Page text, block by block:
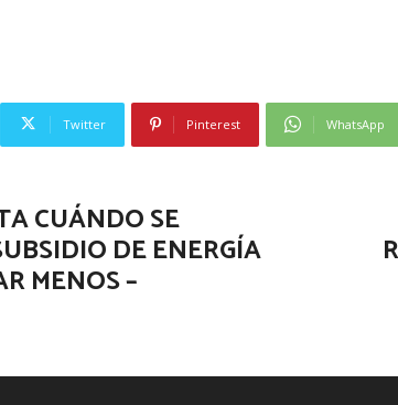
Twitter Pinterest WhatsApp
CUÁNDO SE
DE ENERGÍA
MENOS –